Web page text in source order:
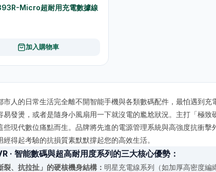
Micro超耐用充電數據線
加入購物車
市人的日常生活完全離不開智能手機與各類數碼配件，最怕遇到
易發燙，或者是隨身小風扇用一下就沒電的尷尬狀況。主打「極
些現代數位痛點而生。品牌將先進的電源管理系統與高強度抗衝
經得起考驗的抗損質素默默撐起您的高效生活。
· 智能數碼與超高耐用度系列的三大核心優勢：
裂、抗拉扯」的硬核機身結構： 明星充電線系列（如加厚高密度